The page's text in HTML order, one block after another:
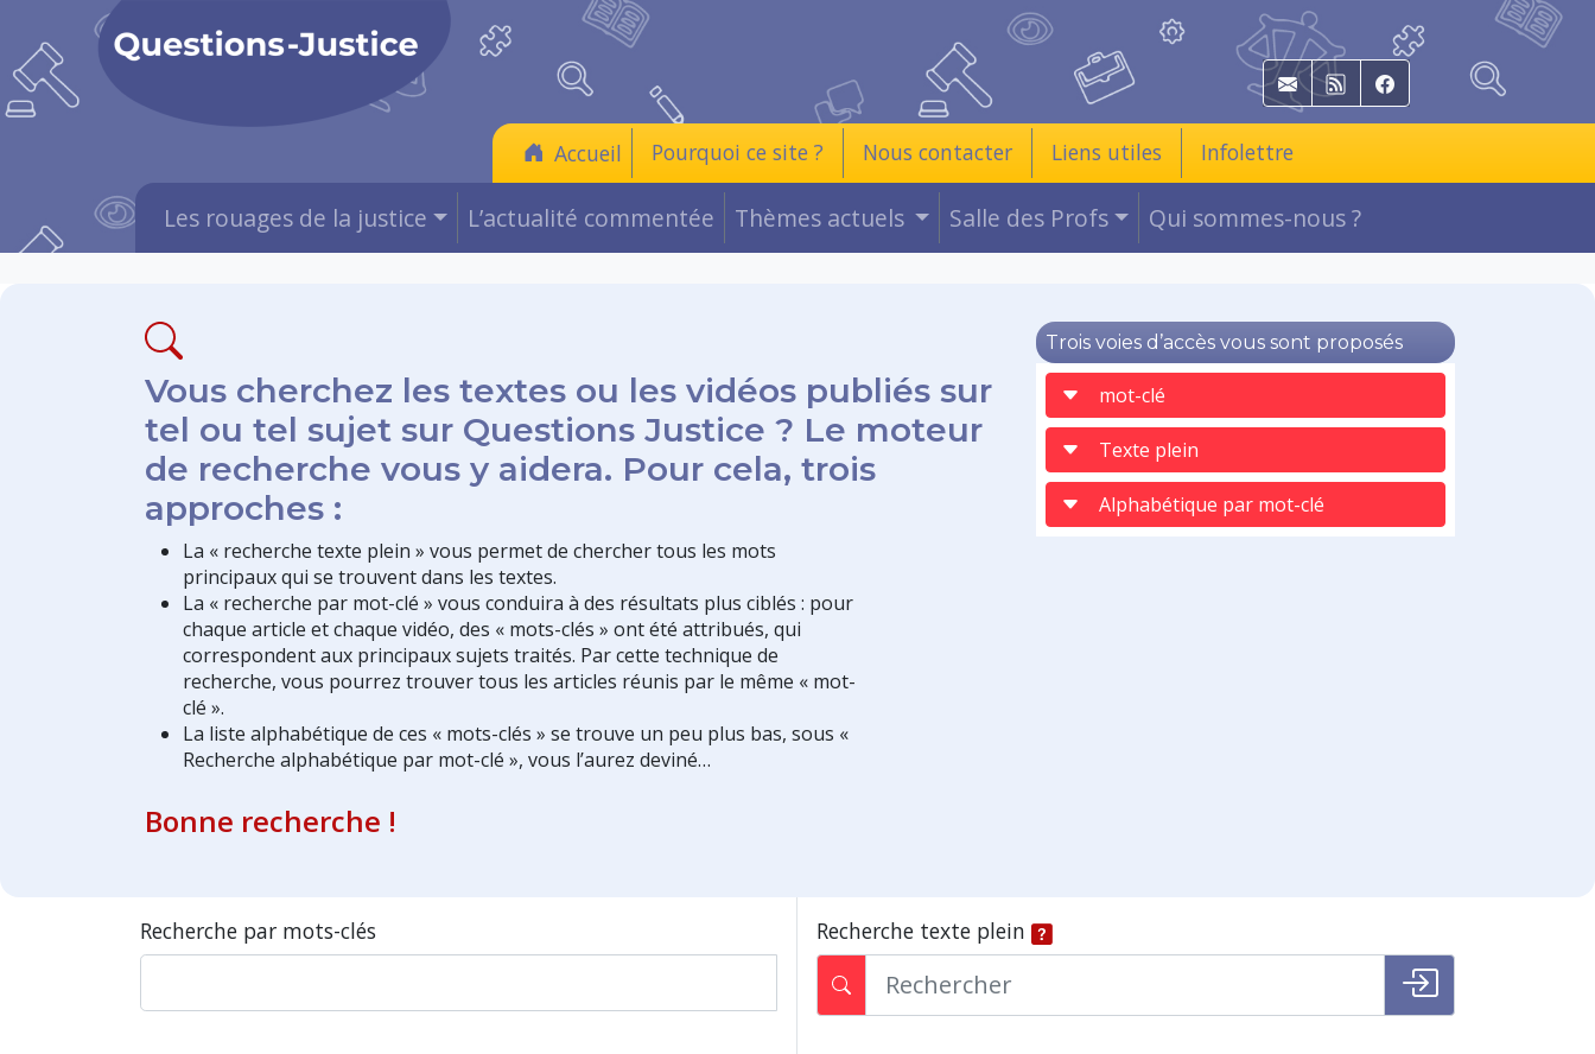
E-mail RSS Facebook
Accueil Pourquoi ce site ? Nous contacter Liens utiles Infolettre
Les rouages de la justice L’actualité commentée Thèmes actuels Salle des Profs Qui sommes-nous ?
Vous cherchez les textes ou les vidéos publiés sur
tel ou tel sujet sur Questions Justice ? Le moteur
de recherche vous y aidera. Pour cela, trois
approches :
La « recherche texte plein » vous permet de chercher tous les mots
principaux qui se trouvent dans les textes.
La « recherche par mot-clé » vous conduira à des résultats plus ciblés : pour
chaque article et chaque vidéo, des « mots-clés » ont été attribués, qui
correspondent aux principaux sujets traités. Par cette technique de
recherche, vous pourrez trouver tous les articles réunis par le même « mot-
clé ».
La liste alphabétique de ces « mots-clés » se trouve un peu plus bas, sous «
Recherche alphabétique par mot-clé », vous l’aurez deviné…
Bonne recherche !
Trois voies d’accès vous sont proposés
mot-clé
Texte plein
Alphabétique par mot-clé
Recherche par mots-clés Recherche texte plein